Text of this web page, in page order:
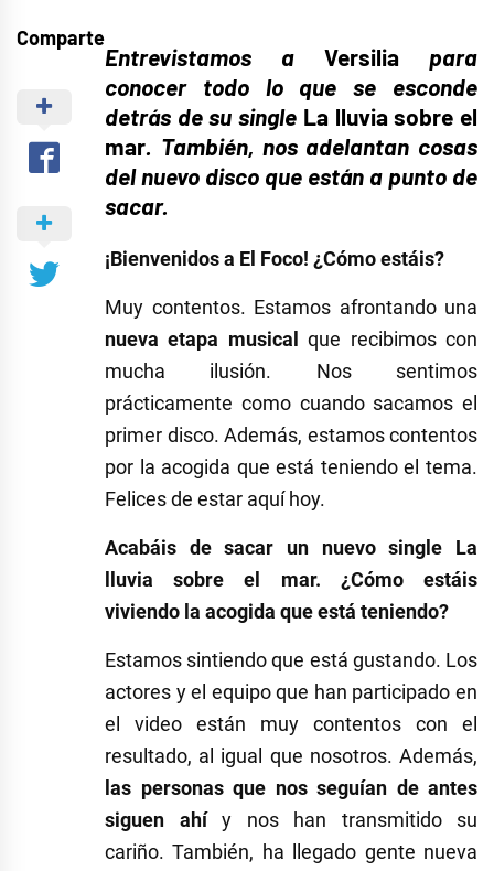
Comparte
Entrevistamos a Versilia para
conocer todo lo que se esconde
detrás de su single La lluvia sobre el
mar. También, nos adelantan cosas
del nuevo disco que están a punto de
sacar.
¡Bienvenidos a El Foco! ¿Cómo estáis?
Muy contentos. Estamos afrontando una
nueva etapa musical
que recibimos con
mucha ilusión. Nos sentimos
prácticamente como cuando sacamos el
primer disco. Además, estamos contentos
por la acogida que está teniendo el tema.
Felices de estar aquí hoy.
Acabáis de sacar un nuevo single La
lluvia sobre el mar. ¿Cómo estáis
viviendo la acogida que está teniendo?
Estamos sintiendo que está gustando. Los
actores y el equipo que han participado en
el video están muy contentos con el
resultado, al igual que nosotros. Además,
las personas que nos seguían de antes
siguen ahíy nos han transmitido su
cariño. También, ha llegado gente nueva